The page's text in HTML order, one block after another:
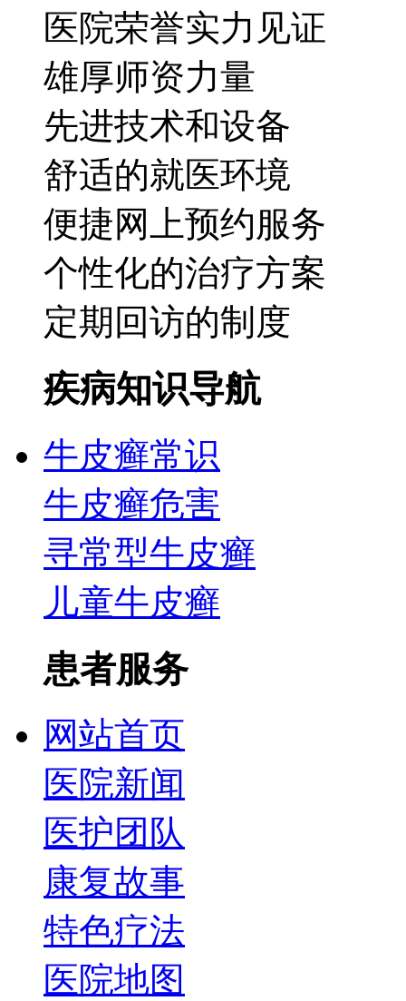
医院荣誉实力见证
雄厚师资力量
先进技术和设备
舒适的就医环境
便捷网上预约服务
个性化的治疗方案
定期回访的制度
疾病知识导航
牛皮癣常识
牛皮癣危害
寻常型牛皮癣
儿童牛皮癣
患者服务
网站首页
医院新闻
医护团队
康复故事
特色疗法
医院地图